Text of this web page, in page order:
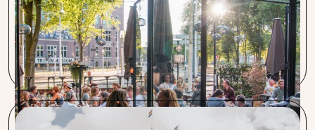
Bar Botanique, Café Kuiper, Louie Louie
Procent heeft een goed verhaal: besparing in geld en tijd. Ze
nemen belangrijk werk uit handen en houden de lijnen kort.